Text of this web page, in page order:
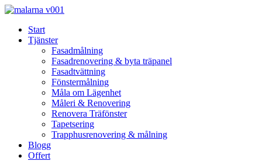
Skip
contentStart
Tjänster
Fasadmålning
Fasadrenovering & byta träpanel
Fasadtvättning
Fönstermålning
Måla om Lägenhet
Måleri & Renovering
Renovera Träfönster
Tapetsering
Trapphusrenovering & målning
Blogg
Offert